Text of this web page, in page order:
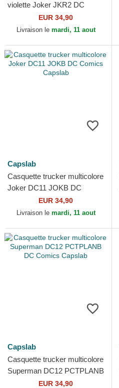
violette Joker JKR2 DC
Comics Capslab
EUR 34,90
Livraison le mardi, 11 aout
Capslab
Casquette trucker multicolore
Joker DC11 JOKB DC
Comics Capslab
EUR 34,90
Livraison le mardi, 11 aout
Capslab
Casquette trucker multicolore
Superman DC12 PCTPLANB
DC Comics Capslab
EUR 34,90